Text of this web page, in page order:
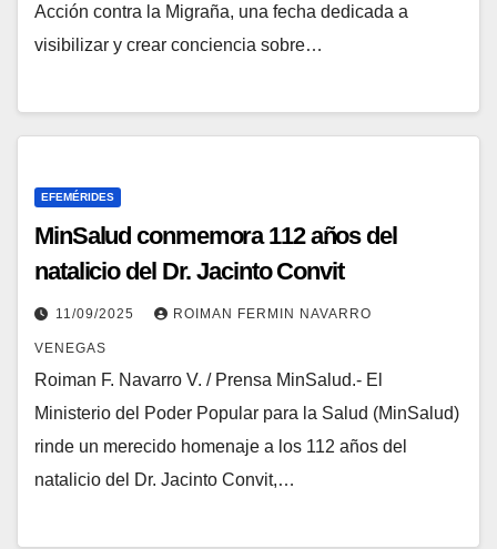
Acción contra la Migraña, una fecha dedicada a
visibilizar y crear conciencia sobre…
EFEMÉRIDES
MinSalud conmemora 112 años del
natalicio del Dr. Jacinto Convit
11/09/2025 ROIMAN FERMIN NAVARRO
VENEGAS
Roiman F. Navarro V. / Prensa MinSalud.- El
Ministerio del Poder Popular para la Salud (MinSalud)
rinde un merecido homenaje a los 112 años del
natalicio del Dr. Jacinto Convit,…